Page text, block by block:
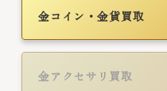
金コイン・金貨買取
金アクセサリ買取